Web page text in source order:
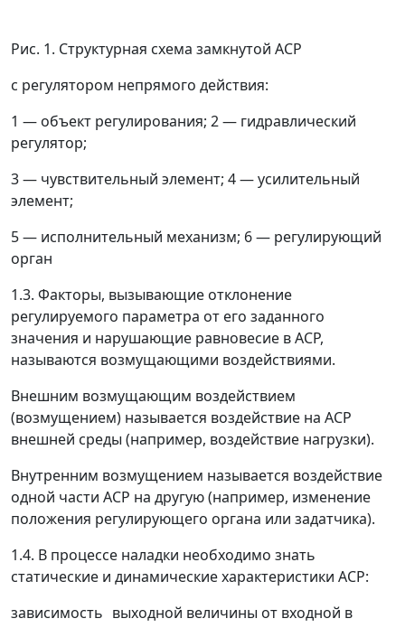
Рис. 1. Структурная схема замкнутой АСР
с регулятором непрямого действия:
1 — объект регулирования; 2— гидравлический
регулятор;
3— чувствительный элемент; 4—усилительный
элемент;
5— исполнительный механизм; 6— регулирующий
орган
1.3. Факторы, вызывающие отклонение
регулируемого параметра от его заданного
значения и нарушающие равновесие в АСР,
называются возмущающими воздействиями.
Внешним возмущающим воздействием
(возмущением) называется воздействие на АСР
внешней среды (например, воздействие нагрузки).
Внутренним возмущением называется воздействие
одной части АСР на другую (например, изменение
положения регулирующего органа или задатчика).
1.4. В процессе наладки необходимо знать
статические и динамические характеристики АСР:
зависимость выходной величины от входной в